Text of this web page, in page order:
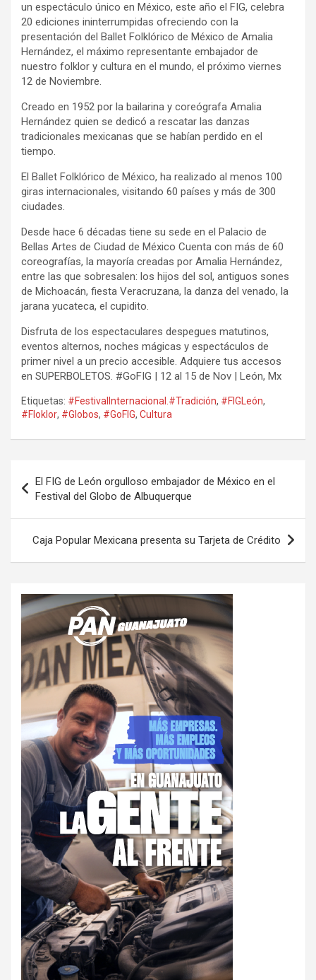
un espectáculo único en México, este año el FIG, celebra
20 ediciones ininterrumpidas ofreciendo con la
presentación del Ballet Folklórico de México de Amalia
Hernández, el máximo representante embajador de
nuestro folklor y cultura en el mundo, el próximo viernes
12 de Noviembre.
Creado en 1952 por la bailarina y coreógrafa Amalia
Hernández quien se dedicó a rescatar las danzas
tradicionales mexicanas que se habían perdido en el
tiempo.
El Ballet Folklórico de México, ha realizado al menos 100
giras internacionales, visitando 60 países y más de 300
ciudades.
Desde hace 6 décadas tiene su sede en el Palacio de
Bellas Artes de Ciudad de México Cuenta con más de 60
coreografías, la mayoría creadas por Amalia Hernández,
entre las que sobresalen: los hijos del sol, antiguos sones
de Michoacán, fiesta Veracruzana, la danza del venado, la
jarana yucateca, el cupidito.
Disfruta de los espectaculares despegues matutinos,
eventos alternos, noches mágicas y espectáculos de
primer nivel a un precio accesible. Adquiere tus accesos
en SUPERBOLETOS. #GoFIG | 12 al 15 de Nov | León, Mx
Etiquetas: #FestivalInternacional.#Tradición, #FIGLeón,
#Floklor, #Globos, #GoFIG, Cultura
de
entradas
El FIG de León orgulloso embajador de México en el
Festival del Globo de Albuquerque
Caja Popular Mexicana presenta su Tarjeta de Crédito